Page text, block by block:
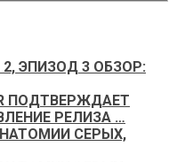
ЭПИЗОД 3 ОБЗОР:
ПОДТВЕРЖДАЕТ
РЕЛИЗА …
СЕРЫХ,